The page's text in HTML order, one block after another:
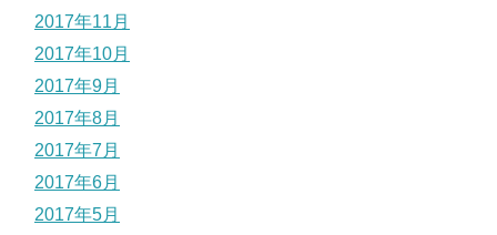
2017年11月
2017年10月
2017年9月
2017年8月
2017年7月
2017年6月
2017年5月